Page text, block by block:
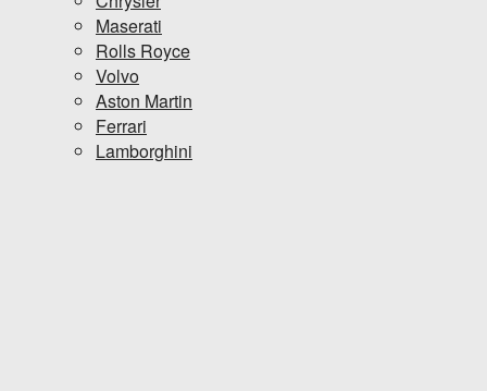
Maserati
Rolls Royce
Volvo
Aston Martin
Ferrari
Lamborghini